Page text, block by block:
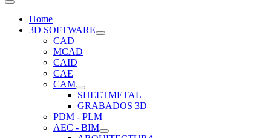
Home
3D SOFTWARE
CAD
MCAD
CAID
CAE
CAM
SHEETMETAL
GRABADOS 3D
PDM - PLM
AEC - BIM